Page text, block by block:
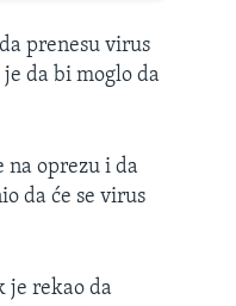
prenesu virus
da bi moglo da
na oprezu i da
da će se virus
je rekao da